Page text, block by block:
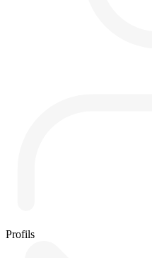
Profils